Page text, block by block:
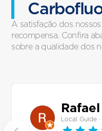
A satisfação dos
recompensa. Confira
sobre a qualidade dos
Local Guide